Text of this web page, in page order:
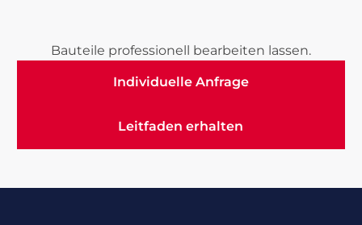
Bauteile professionell bearbeiten lassen.
Individuelle Anfrage
Leitfaden erhalten